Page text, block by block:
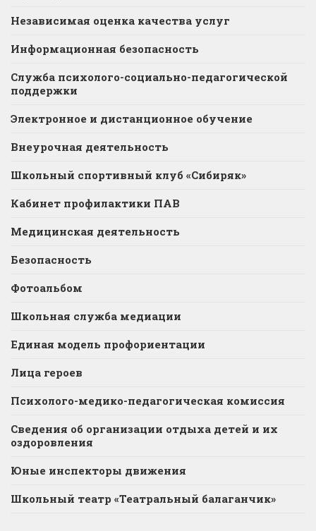
Независимая оценка качества услуг
Информационная безопасность
Служба психолого-социально-педагогической
поддержки
Электронное и дистанционное обучение
Внеурочная деятельность
Школьный спортивный клуб «Сибиряк»
Кабинет профилактики ПАВ
Медицинская деятельность
Безопасность
Фотоальбом
Школьная служба медиации
Единая модель профориентации
Лица героев
Психолого-медико-педагогическая комиссия
Сведения об организации отдыха детей и их
оздоровления
Юные инспекторы движения
Школьный театр «Театральный балаганчик»